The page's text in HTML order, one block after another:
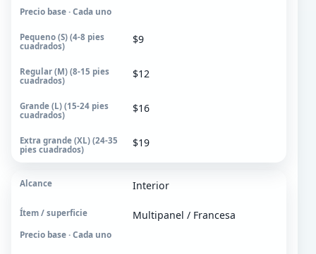
Precio base · Cada uno
$9
$12
$16
$19
Interior
Multipanel / Francesa
Precio base · Cada uno